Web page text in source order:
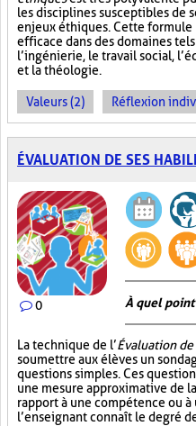
les disciplines susceptibles de
enjeux éthiques. Cette
efficace dans des domaines
l’ingénierie, le travail social,
et la théologie.
Valeurs (2) Réflexion
ÉVALUATION DE SES
0 À quel
La technique de l’Évaluation
soumettre aux élèves un
questions simples. Ces
une mesure approximative de
rapport à une compétence ou
l’enseignant connaît le degré